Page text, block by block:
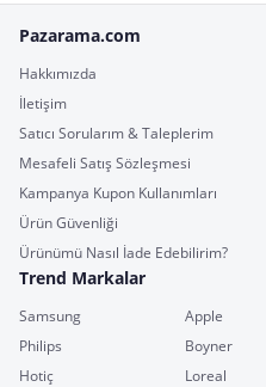
Pazarama.com
Hakkımızda
İletişim
Satıcı Sorularım & Taleplerim
Mesafeli Satış Sözleşmesi
Kampanya Kupon Kullanımları
Ürün Güvenliği
Ürünümü Nasıl İade Edebilirim?
Trend Markalar
Samsung Apple
Philips
Boyner
Hotiç
Loreal